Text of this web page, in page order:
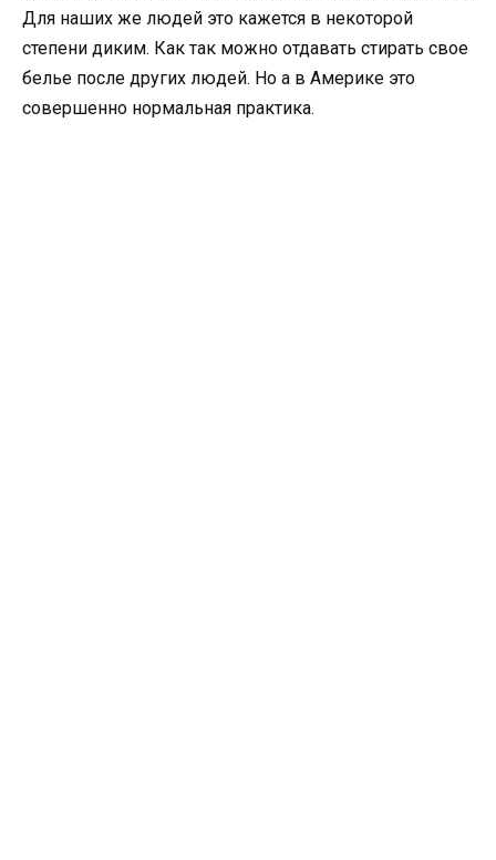
Для наших же людей это кажется в некоторой
степени диким. Как так можно отдавать стирать свое
белье после других людей. Но а в Америке это
совершенно нормальная практика.